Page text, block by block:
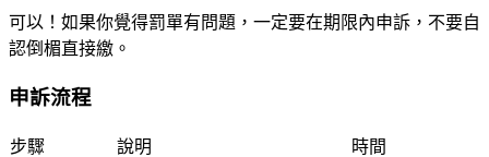
可以！如果你覺得罰單有問題， 一定要在期限內申訴 ，不要自
認倒楣直接繳。
申訴流程
步驟 說明 時間